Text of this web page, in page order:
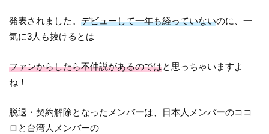
発表されました。デビューして一年も経っていないのに、一
気に3人も抜けるとは
ファンからしたら不仲説があるのではと思っちゃいますよ
ね！
脱退・契約解除となったメンバーは、日本人メンバーのココ
ロと台湾人メンバーの